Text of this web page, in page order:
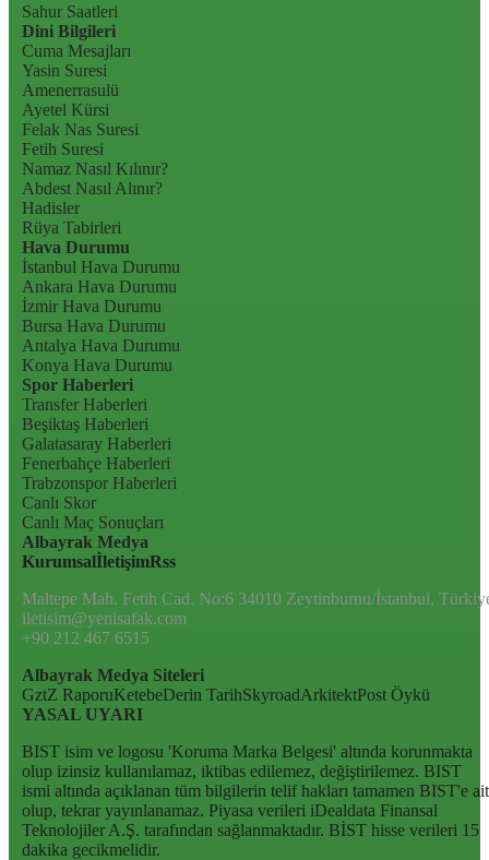
Sahur Saatleri
Dini Bilgileri
Cuma Mesajları
Yasin Suresi
Amenerrasulü
Ayetel Kürsi
Felak Nas Suresi
Fetih Suresi
Namaz Nasıl Kılınır?
Abdest Nasıl Alınır?
Hadisler
Rüya Tabirleri
Hava Durumu
İstanbul Hava Durumu
Ankara Hava Durumu
İzmir Hava Durumu
Bursa Hava Durumu
Antalya Hava Durumu
Konya Hava Durumu
Spor Haberleri
Transfer Haberleri
Beşiktaş Haberleri
Galatasaray Haberleri
Fenerbahçe Haberleri
Trabzonspor Haberleri
Canlı Skor
Canlı Maç Sonuçları
Albayrak Medya
KurumsalİletişimRss
Maltepe Mah. Fetih Cad. No:6 34010 Zeytinburnu/İstanbul,
iletisim@yenisafak.com
+90 212 467 6515
Albayrak Medya Siteleri
GztZ RaporuKetebeDerin TarihSkyroadArkitektPost Öykü
YASAL UYARI
BIST isim ve logosu 'Koruma Marka Belgesi' altında korunmakta
olup izinsiz kullanılamaz, iktibas edilemez, değiştirilemez. BIST
ismi altında açıklanan tüm bilgilerin telif hakları tamamen BIST'e ait
olup, tekrar yayınlanamaz. Piyasa verileri iDealdata Finansal
Teknolojiler A.Ş. tarafından sağlanmaktadır. BİST hisse verileri 15
dakika gecikmelidir.